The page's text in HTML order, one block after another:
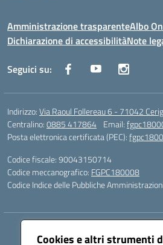
Cookies e altri strumenti
Amministrazione trasparenteAlbo
Dichiarazione di accessibilitàNote
Seguici su:
Indirizzo:Via Raoul Follereau 6 - 71042
Centralino:0885 417864 Email:
Posta elettronica certificata (PEC):
Codice fiscale: 90043150714
Codice meccanografico: FGPC180008
Codice Indice delle Pubbliche